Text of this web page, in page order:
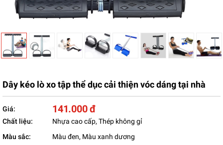
Dây kéo lò xo tập thể dục cải thiện vóc dáng tại nhà
Giá: 141.000 đ
Chất liệu:
Nhựa cao cấp, Thép không gỉ
Màu sắc:
Màu đen, Màu xanh dương